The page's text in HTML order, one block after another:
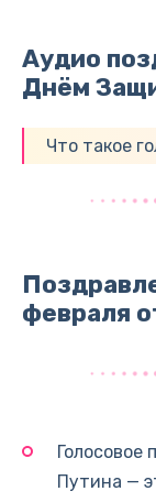
Аудио
Днём
Что такое
февраля
Голосовое
Путина —